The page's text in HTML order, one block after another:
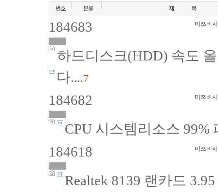
184683
하드디스크(HDD) 속도
다....7
미쯔비시
184682
CPU 시스템리소스 99%
미쯔비시
184618
Realtek 8139 랜카드
미쯔비시